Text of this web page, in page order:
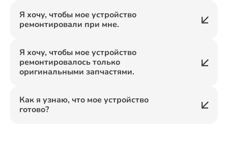
Я хочу, чтобы мое устройство
ремонтировали при мне.
Я хочу, чтобы мое устройство
ремонтировалось только
оригинальными запчастями.
Как я узнаю, что мое устройство
готово?